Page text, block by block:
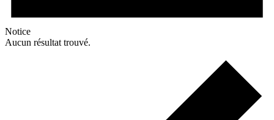
Notice
Aucun résultat trouvé.